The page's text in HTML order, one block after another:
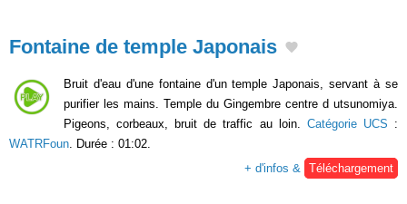
Fontaine de temple Japonais
Bruit d'eau d'une fontaine d'un temple Japonais, servant à se
purifier les mains. Temple du Gingembre centre d utsunomiya.
Pigeons, corbeaux, bruit de traffic au loin. Catégorie UCS :
WATRFoun . Durée : 01:02.
+ d'infos &
Téléchargement